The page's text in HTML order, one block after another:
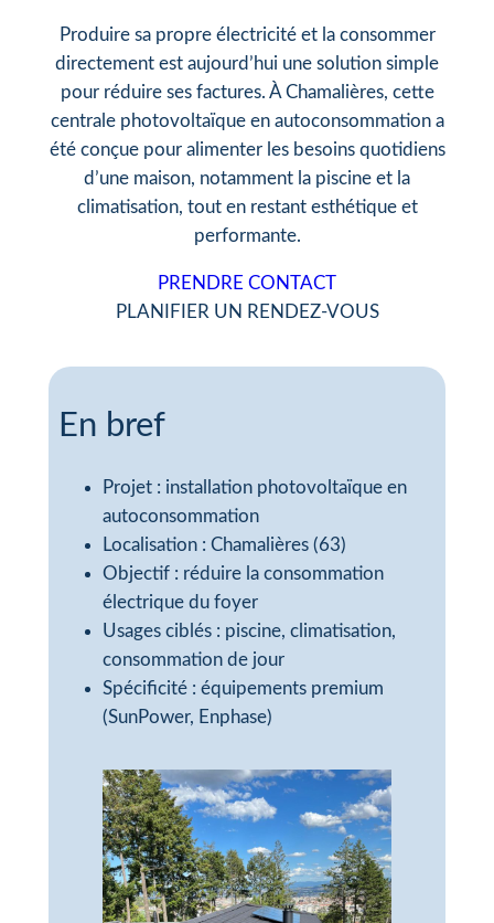
Produire sa propre électricité et la consommer
directement est aujourd’hui une solution simple
pour réduire ses factures. À Chamalières, cette
centrale photovoltaïque en autoconsommation a
été conçue pour alimenter les besoins quotidiens
d’une maison, notamment la piscine et la
climatisation, tout en restant esthétique et
performante.
PRENDRE CONTACT
PLANIFIER UN RENDEZ-VOUS
En bref
Projet : installation photovoltaïque en
autoconsommation
Localisation : Chamalières (63)
Objectif : réduire la consommation
électrique du foyer
Usages ciblés : piscine, climatisation,
consommation de jour
Spécificité : équipements premium
(SunPower, Enphase)